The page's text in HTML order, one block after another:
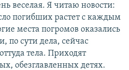
веселая. Я читаю новости:
погибших растет с каждым
места погромов оказались
сути дела, сейчас
тела. Приходят
обезглавленных детях.